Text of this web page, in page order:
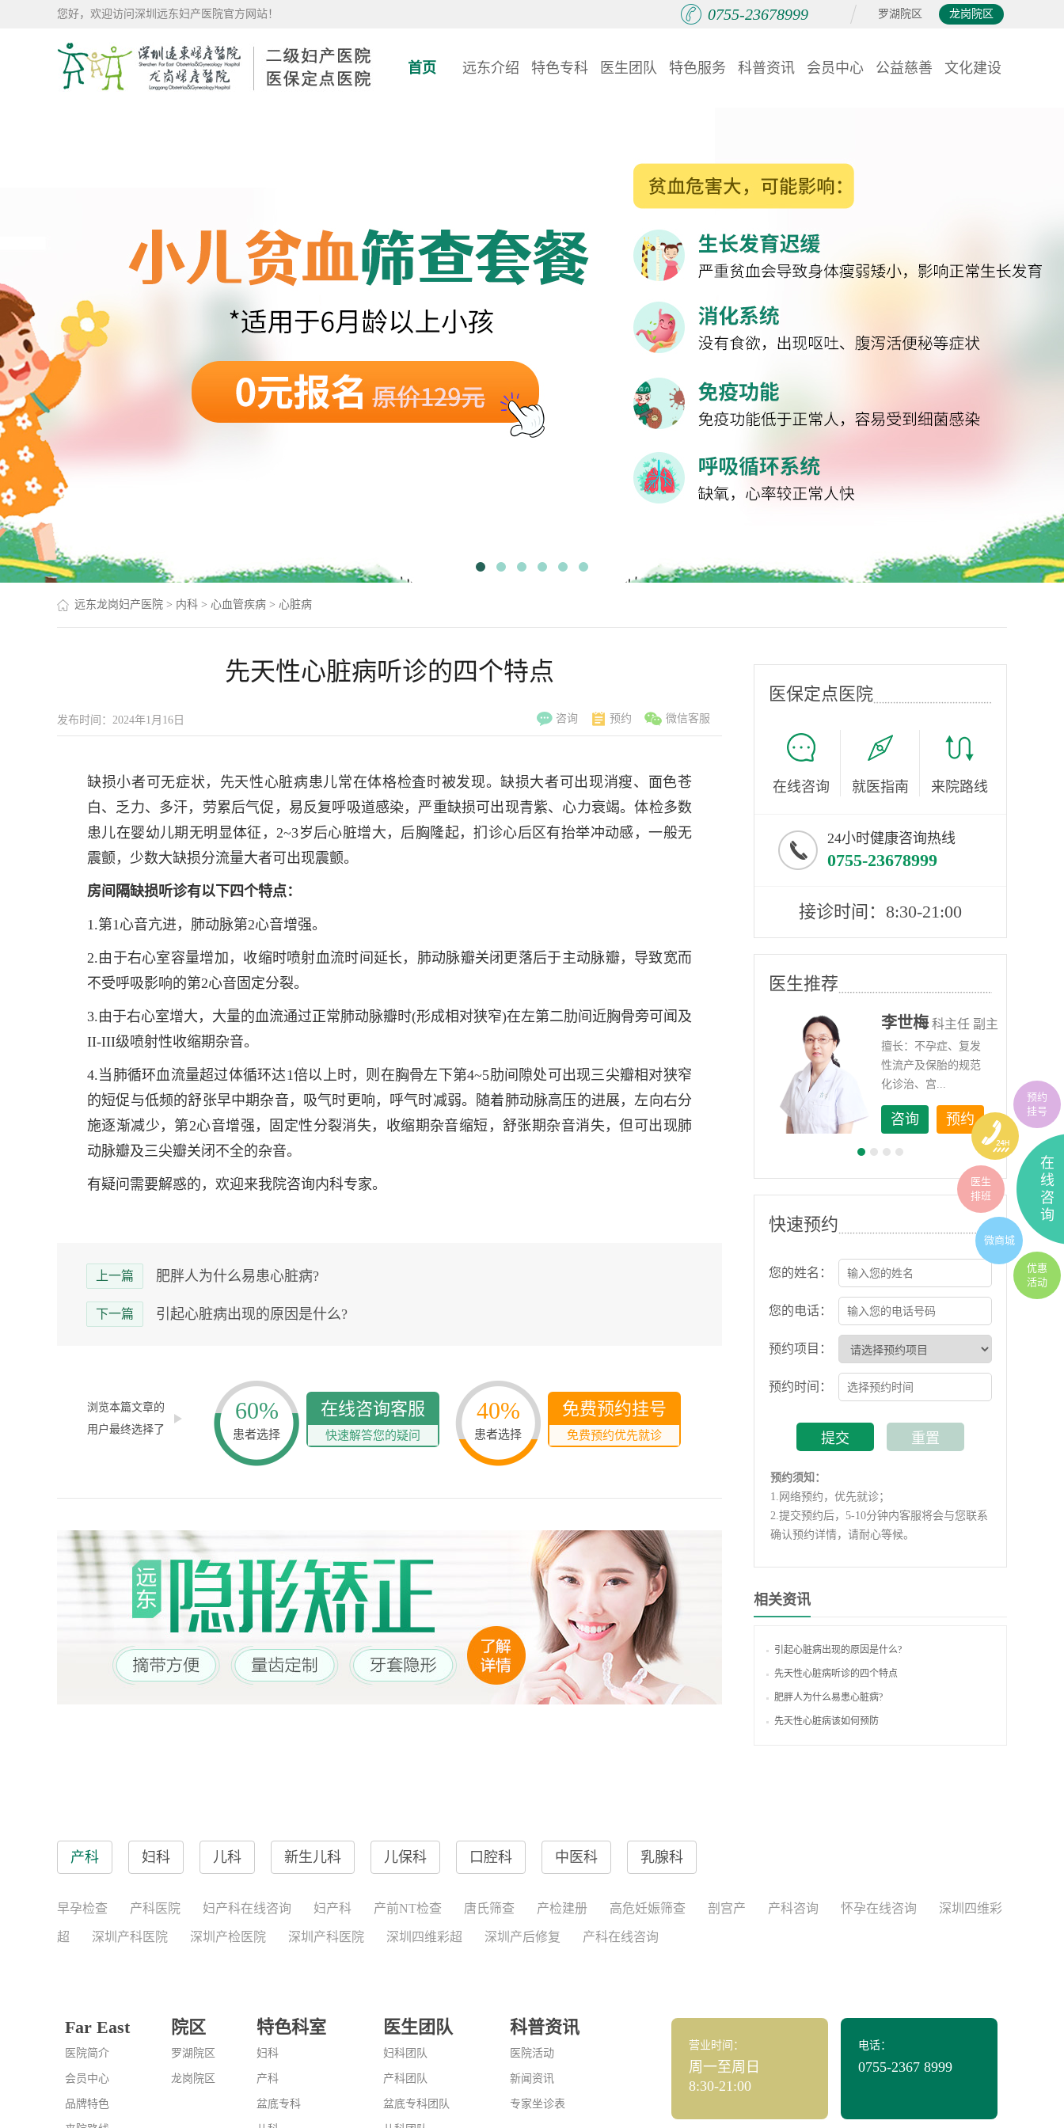
您好，欢迎访问深圳远东妇产医院官方网站！ 罗湖院区 龙岗院区
0755-23678999
首页 远东介绍 特色专科 医生团队 特色服务 科普资讯 会员中心 公益慈善 文化建设
远东龙岗妇产医院 > 内科 > 心血管疾病 > 心脏病
先天性心脏病听诊的四个特点
发布时间：2024年1月16日 咨询 预约 微信客服
缺损小者可无症状，先天性心脏病患儿常在体格检査时被发现。缺损大者可出现消瘦、面色苍
白、乏力、多汗，劳累后气促，易反复呼吸道感染，严重缺损可出现青紫、心力衰竭。体检多数
患儿在婴幼儿期无明显体征，2~3岁后心脏增大，后胸隆起，扪诊心后区有抬举冲动感，一般无
震颤，少数大缺损分流量大者可出现震颤。
房间隔缺损听诊有以下四个特点：
1.第1心音亢进，肺动脉第2心音增强。
2.由于右心室容量增加，收缩时喷射血流时间延长，肺动脉瓣关闭更落后于主动脉瓣，导致宽而
不受呼吸影响的第2心音固定分裂。
3.由于右心室增大，大量的血流通过正常肺动脉瓣时(形成相对狭窄)在左第二肋间近胸骨旁可闻及
II-III级喷射性收缩期杂音。
4.当肺循环血流量超过体循环达1倍以上时，则在胸骨左下第4~5肋间隙处可出现三尖瓣相对狭窄
的短促与低频的舒张早中期杂音，吸气时更响，呼气时减弱。随着肺动脉高压的进展，左向右分
施逐渐减少，第2心音增强，固定性分裂消失，收缩期杂音缩短，舒张期杂音消失，但可出现肺
动脉瓣及三尖瓣关闭不全的杂音。
有疑问需要解惑的，欢迎来我院咨询内科专家。
上一篇 肥胖人为什么易患心脏病?
下一篇 引起心脏病出现的原因是什么?
浏览本篇文章的
用户最终选择了
60%
患者选择
在线咨询客服
快速解答您的疑问
40%
患者选择
免费预约挂号
免费预约优先就诊
医保定点医院
在线咨询 就医指南 来院路线
24小时健康咨询热线
0755-23678999
接诊时间：8:30-21:00
医生推荐
李翠玲 副主任医师
多发病的诊治，如顽
固性阴道炎...
咨询
李世梅 科主任 副主
任医师
擅长：不孕症、复发
性流产及保胎的规范
化诊治、宫...
咨询 预约
快速预约
您的姓名：
您的电话：
预约项目：
预约时间：
预约须知：
1. 网络预约，优先就诊；
2.提交预约后，5-10分钟内客服将会与您联系
确认预约详情，请耐心等候。
相关资讯
引起心脏病出现的原因是什么?
先天性心脏病听诊的四个特点
肥胖人为什么易患心脏病?
先天性心脏病该如何预防
产科 妇科 儿科 新生儿科 儿保科 口腔科 中医科 乳腺科
早孕检查 产科医院 妇产科在线咨询 妇产科 产前NT检查 唐氏筛查 产检建册 高危妊娠筛查 剖宫产 产科咨询 怀孕在线咨询 深圳四维彩
超 深圳产科医院 深圳产检医院 深圳产科医院 深圳四维彩超 深圳产后修复 产科在线咨询
Far East
医院简介
会员中心
品牌特色
院区
罗湖院区
龙岗院区
特色科室
妇科
产科
盆底专科
医生团队
妇科团队
产科团队
盆底专科团队
科普资讯
医院活动
新闻资讯
专家坐诊表
营业时间：
周一至周日
8:30-21:00
电话：
0755-2367 8999
在
线
咨
询
预约
挂号
医生
排班
微商城
优惠
活动